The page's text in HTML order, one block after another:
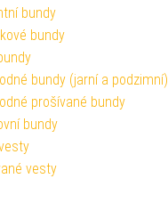
bundy
bundy
bundy (jarní a podzimní)
prošívané bundy
bundy
vesty